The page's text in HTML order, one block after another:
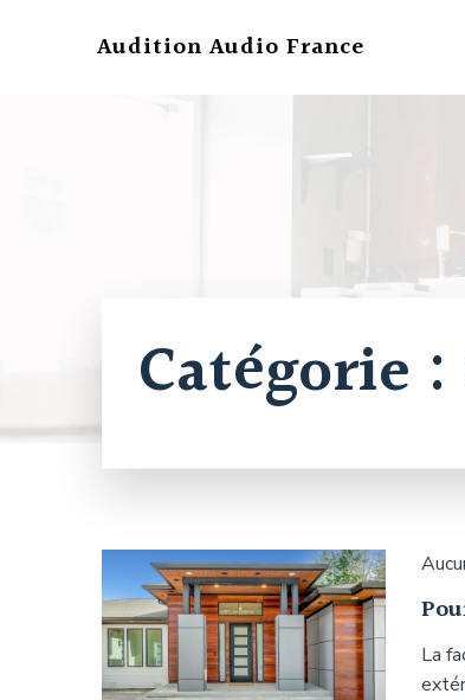
Audition Audio France
Catégorie :
La